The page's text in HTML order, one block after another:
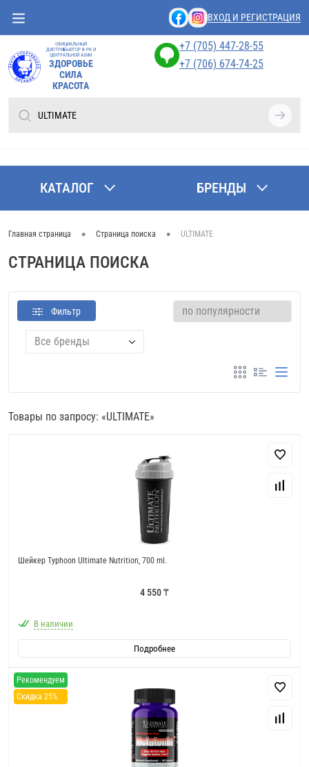
ВХОД И РЕГИСТРАЦИЯ
ОФИЦИАЛЬНЫЙ
ДИСТРИБЬЮТОР В РК И
ЦЕНТРАЛЬНОЙ АЗИИ
ЗДОРОВЬЕ
СИЛА
КРАСОТА
+7 (705) 447-28-55
+7 (706) 674-74-25
КАТАЛОГ БРЕНДЫ
Главная страница • Страница поиска • ULTIMATE
СТРАНИЦА ПОИСКА
Фильтр
Все бренды
Товары по запросу: «ULTIMATE»
Шейкер Typhoon Ultimate Nutrition, 700 ml.
4 550 ₸
В наличии
Подробнее
Рекомендуем
Скидка 25%